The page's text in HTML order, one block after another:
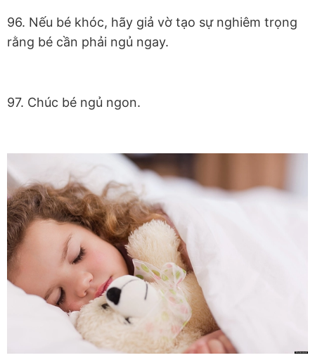
96. Nếu bé khóc, hãy giả vờ tạo sự nghiêm trọng
rằng bé cần phải ngủ ngay.
97. Chúc bé ngủ ngon.